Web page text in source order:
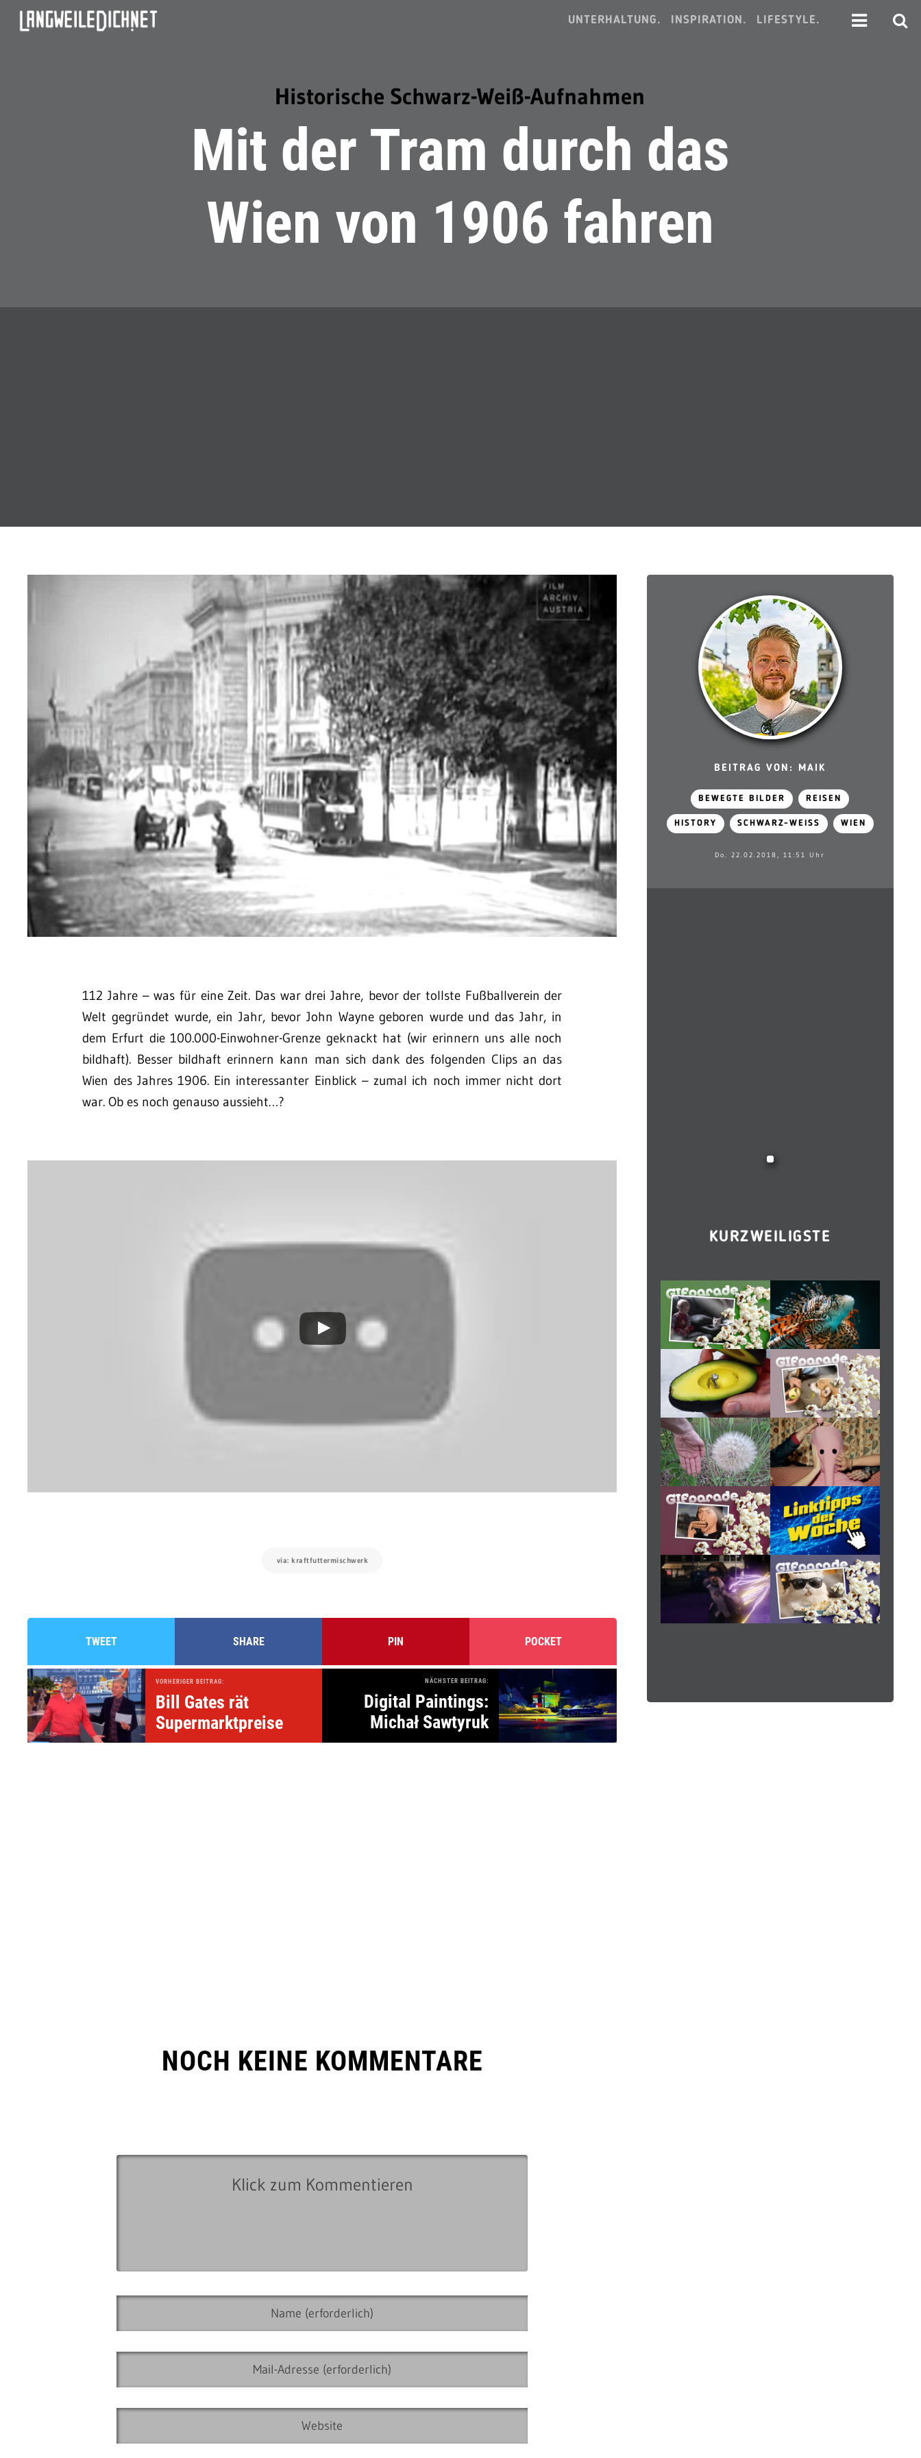
UNTERHALTUNG. INSPIRATION. LIFESTYLE.
Historische Schwarz-Weiß-Aufnahmen
Mit der Tram durch das
Wien von 1906 fahren
112 Jahre – was für eine Zeit. Das war drei Jahre, bevor der tollste Fußballverein der
Welt gegründet wurde, ein Jahr, bevor John Wayne geboren wurde und das Jahr, in
dem Erfurt die 100.000-Einwohner-Grenze geknackt hat (wir erinnern uns alle noch
bildhaft). Besser bildhaft erinnern kann man sich dank des folgenden Clips an das
Wien des Jahres 1906. Ein interessanter Einblick – zumal ich noch immer nicht dort
war. Ob es noch genauso aussieht…?
via: kraftfuttermischwerk
TWEET SHARE PIN POCKET
VORHERIGER BEITRAG:
Bill Gates rät
Supermarktpreise
NÄCHSTER BEITRAG:
Digital Paintings:
Michał Sawtyruk
NOCH KEINE KOMMENTARE
BEITRAG VON: MAIK
BEWEGTE BILDER REISEN
HISTORY SCHWARZ-WEISS WIEN
Do. 22.02.2018, 11:51 Uhr
KURZWEILIGSTE